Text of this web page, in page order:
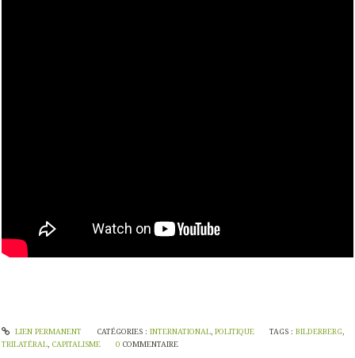
LIEN PERMANENT CATÉGORIES : INTERNATIONAL, POLITIQUE TAGS : BILDERBERG,
TRILATÉRAL CAPITALISME 0 COMMENTAIRE